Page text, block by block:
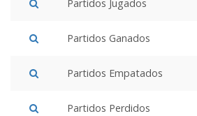
Partidos Jugados
Partidos Ganados
Partidos Empatados
Partidos Perdidos